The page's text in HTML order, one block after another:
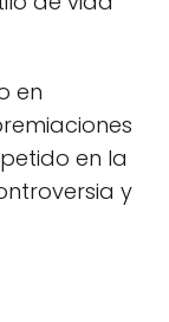
en
en la
y